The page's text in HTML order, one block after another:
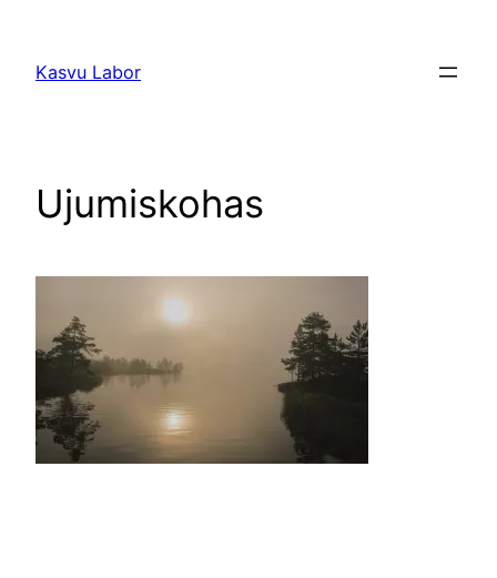
juurde
Kasvu Labor
Ujumiskohas